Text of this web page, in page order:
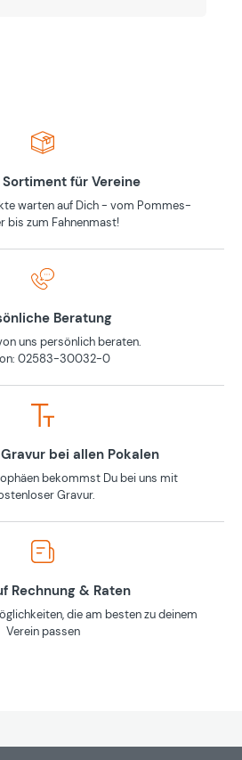
für Vereine
warten auf Dich - vom Pommes-
bis zum Fahnenmast!
Beratung
uns persönlich beraten.
02583-30032-0
bei allen Pokalen
bekommst Du bei uns mit
Gravur.
Rechnung & Raten
die am besten zu deinem
Verein passen